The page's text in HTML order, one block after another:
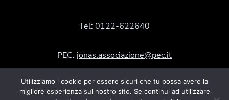
Tel: 0122-622640
PEC: jonas.associazione@pec.it
Facebook Instagram YouTube
Utilizziamo i cookie per essere sicuri che tu possa avere la
migliore esperienza sul nostro sito. Se continui ad utilizzare